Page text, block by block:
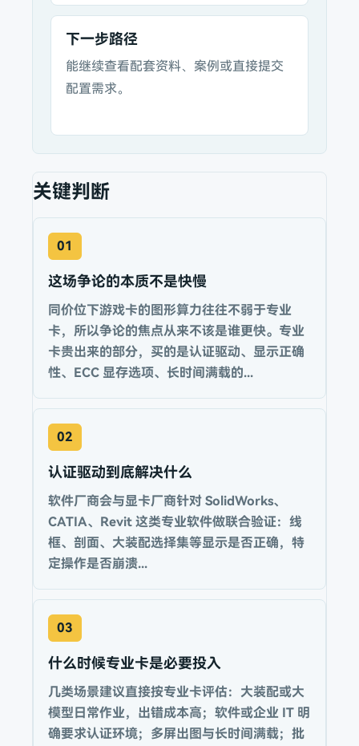
下一步路径
能继续查看配套资料、案例或直接提交
配置需求。
关键判断
01
这场争论的本质不是快慢
同价位下游戏卡的图形算力往往不弱于专业
卡，所以争论的焦点从来不该是谁更快。专业
卡贵出来的部分，买的是认证驱动、显示正确
性、ECC 显存选项、长时间满载的...
02
认证驱动到底解决什么
软件厂商会与显卡厂商针对 SolidWorks、
CATIA、Revit 这类专业软件做联合验证：线
框、剖面、大装配选择集等显示是否正确，特
定操作是否崩溃...
03
什么时候专业卡是必要投入
几类场景建议直接按专业卡评估：大装配或大
模型日常作业，出错成本高；软件或企业 IT 明
确要求认证环境；多屏出图与长时间满载；批